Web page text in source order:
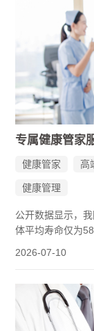
健康管家 高
健康管理
公开数据显示，
体平均寿命仅为
43%多病共存。
所带来的死因占
父母慢病缠身——
2026-07-10